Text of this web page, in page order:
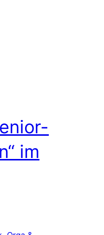
im